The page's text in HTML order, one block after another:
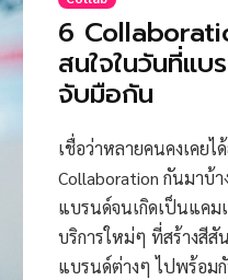
6
สนใจในวันที่แ
จับมือกัน
เชื่อว่าหลายคนคงเคยไ
Collaboration กันมาบ้า
แบรนด์จนเกิดเป็นแค
บริการใหม่ๆ ที่สร้างสี
แบรนด์ต่างๆ ไปพร้อม